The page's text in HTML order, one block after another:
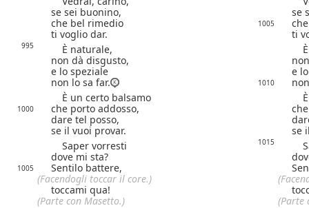
se sei buonino,
se
che bel rimedio
1005
ti voglio dar.
ti
995 È naturale,
È
non dà disgusto,
e lo speziale
e
non lo sa far.
1010
È un certo balsamo
È
1000 che porto addosso,
dare tel posso,
se il vuoi provar.
se
Saper vorresti
1015
dove mi sta?
1005 Sentilo battere,
(Facendogli toccar il core.)
toccami qua!
(Parte con Masetto.)
(Parte